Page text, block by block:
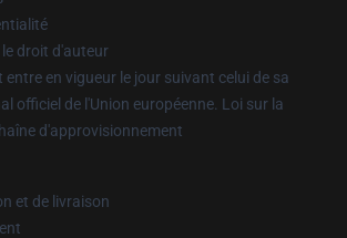
le droit d'auteur
entre en vigueur le jour suivant celui de sa
officiel de l'Union européenne. Loi sur la
d'approvisionnement
et de livraison